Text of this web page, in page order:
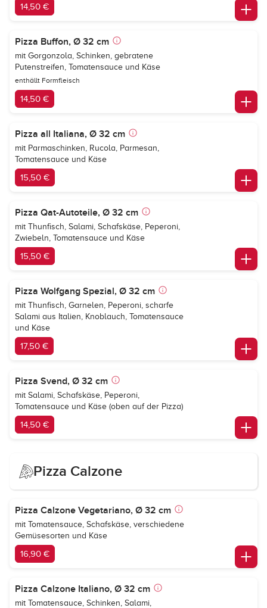
14,50 €
Pizza Buffon, Ø 32 cm
mit Gorgonzola, Schinken, gebratene
Putenstreifen, Tomatensauce und Käse
enthällt Formfleisch
14,50 €
Pizza all Italiana, Ø 32 cm
mit Parmaschinken, Rucola, Parmesan,
Tomatensauce und Käse
15,50 €
Pizza Qat-Autoteile, Ø 32 cm
mit Thunfisch, Salami, Schafskäse, Peperoni,
Zwiebeln, Tomatensauce und Käse
15,50 €
Pizza Wolfgang Spezial, Ø 32 cm
mit Thunfisch, Garnelen, Peperoni, scharfe
Salami aus Italien, Knoblauch, Tomatensauce
und Käse
17,50 €
Pizza Svend, Ø 32 cm
mit Salami, Schafskäse, Peperoni,
Tomatensauce und Käse (oben auf der Pizza)
14,50 €
Pizza Calzone
Pizza Calzone Vegetariano, Ø 32 cm
mit Tomatensauce, Schafskäse, verschiedene
Gemüsesorten und Käse
16,90 €
Pizza Calzone Italiano, Ø 32 cm
mit Tomatensauce, Schinken, Salami,